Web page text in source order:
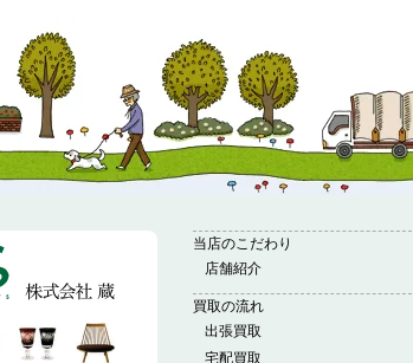
当店のこだわり
店舗紹介
買取の流れ
出張買取
宅配買取